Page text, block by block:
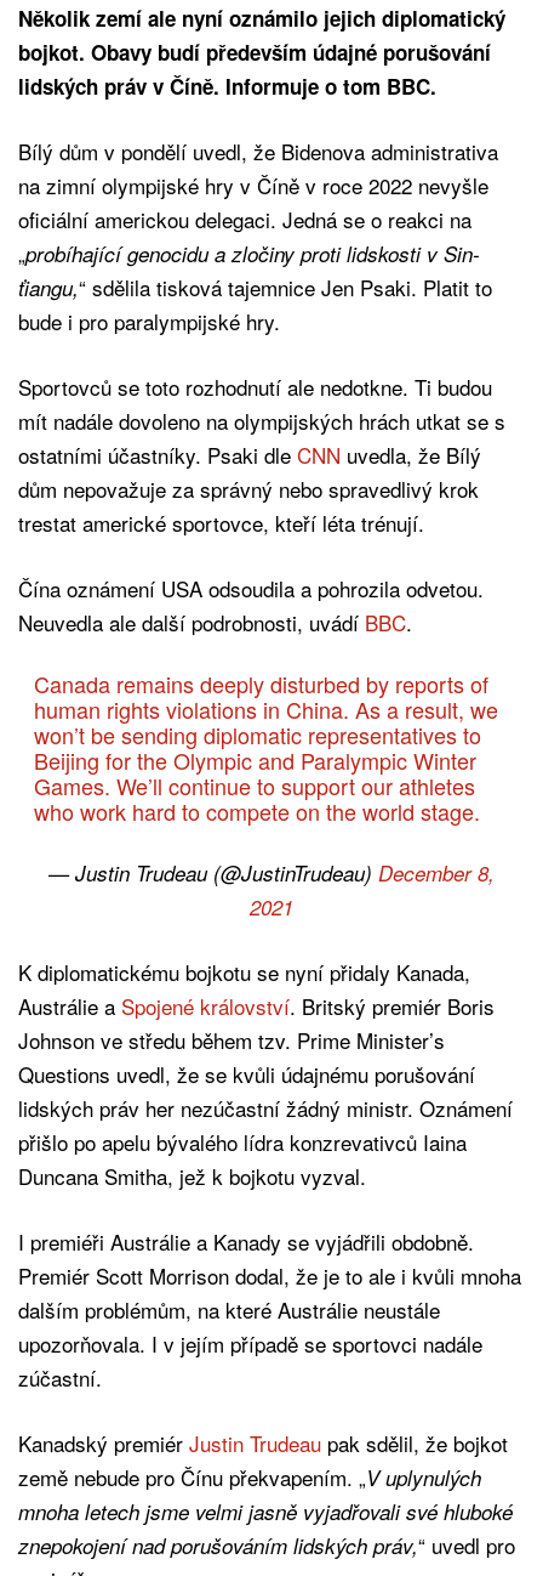
Několik zemí ale nyní oznámilo jejich diplomatický
bojkot. Obavy budí především údajné porušování
lidských práv v Číně. Informuje o tom BBC.
Bílý dům v pondělí uvedl, že Bidenova administrativa
na zimní olympijské hry v Číně v roce 2022 nevyšle
oficiální americkou delegaci. Jedná se o reakci na
„probíhající genocidu a zločiny proti lidskosti v Sin-
ťiangu,“ sdělila tisková tajemnice Jen Psaki. Platit to
bude i pro paralympijské hry.
Sportovců se toto rozhodnutí ale nedotkne. Ti budou
mít nadále dovoleno na olympijských hrách utkat se s
ostatními účastníky. Psaki dle CNN uvedla, že Bílý
dům nepovažuje za správný nebo spravedlivý krok
trestat americké sportovce, kteří léta trénují.
Čína oznámení USA odsoudila a pohrozila odvetou.
Neuvedla ale další podrobnosti, uvádí BBC.
Canada remains deeply disturbed by reports of
human rights violations in China. As a result, we
won’t be sending diplomatic representatives to
Beijing for the Olympic and Paralympic Winter
Games. We’ll continue to support our athletes
who work hard to compete on the world stage.
— Justin Trudeau (@JustinTrudeau) December 8,
2021
K diplomatickému bojkotu se nyní přidaly Kanada,
Austrálie a Spojené království. Britský premiér Boris
Johnson ve středu během tzv. Prime Minister’s
Questions uvedl, že se kvůli údajnému porušování
lidských práv her nezúčastní žádný ministr. Oznámení
přišlo po apelu bývalého lídra konzrevativců Iaina
Duncana Smitha, jež k bojkotu vyzval.
I premiéři Austrálie a Kanady se vyjádřili obdobně.
Premiér Scott Morrison dodal, že je to ale i kvůli mnoha
dalším problémům, na které Austrálie neustále
upozorňovala. I v jejím případě se sportovci nadále
zúčastní.
Kanadský premiér Justin Trudeau pak sdělil, že bojkot
země nebude pro Čínu překvapením. „V uplynulých
mnoha letech jsme velmi jasně vyjadřovali své hluboké
znepokojení nad porušováním lidských práv,“ uvedl pro